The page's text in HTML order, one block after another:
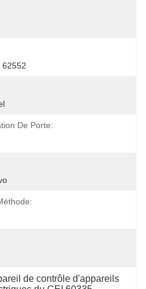
62552
De Porte:
de contrôle d'appareils